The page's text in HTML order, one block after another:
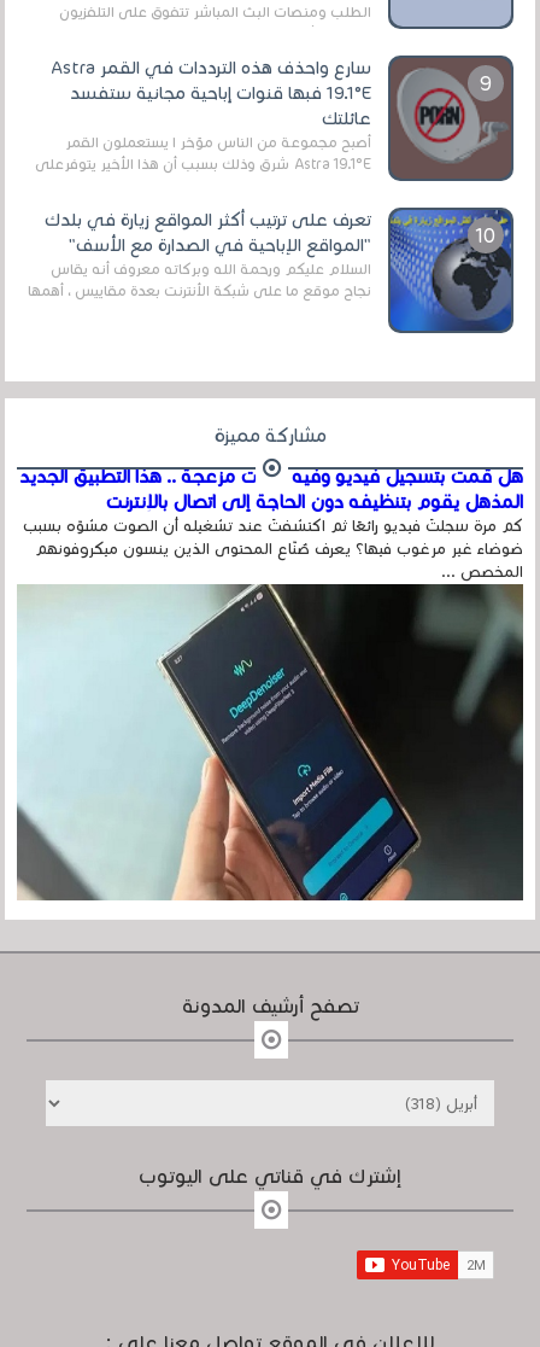
الطلب ومنصات البث المباشر تتفوق على التلفزيون
الرقمي الأرضي التقليدي، يُعدّ IPTV-org خيار...
سارع واحذف هذه الترددات في القمر Astra
19.1°E فبها قنوات إباحية مجانية ستفسد
عائلتك
أصبح مجموعة من الناس مؤخر ا يستعملون القمر
Astra 19.1°E شرق وذلك بسبب أن هذا الأخير يتوفرعلى
تعرف على ترتيب أكثر المواقع زيارة في بلدك
"المواقع الإباحية في الصدارة مع الأسف"
السلام عليكم ورحمة الله وبركاته معروف أنه يقاس
نجاح موقع ما على شبكة الأنترنت بعدة مقاييس ، أهمها
مشاركة مميزة
هل قمت بتسجيل فيديو وفيه أصوت مزعجة .. هذا التطبيق الجديد
المذهل يقوم بتنظيفه دون الحاجة إلى اتصال بالإنترنت
كم مرة سجلتَ فيديو رائعًا ثم اكتشفتَ عند تشغيله أن الصوت مشوّه بسبب
ضوضاء غير مرغوب فيها؟ يعرف صُنّاع المحتوى الذين ينسون ميكروفونهم
المخصص ...
تصفح أرشيف المدونة
إشترك في قناتي على اليوتوب